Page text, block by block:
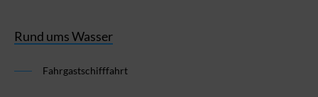
Rund ums Wasser
Fahrgastschifffahrt